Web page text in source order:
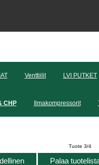
Venttiilit LVI PUTKET
CHP Ilmakompressorit
Tuote 3/4
Palaa